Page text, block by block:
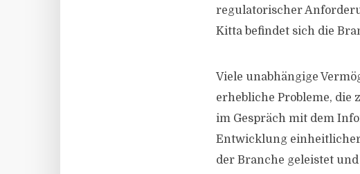
regulatorischer
Kitta befindet sich die
Viele unabhängige
erhebliche Probleme, die
im Gespräch mit dem
Entwicklung
der Branche geleistet